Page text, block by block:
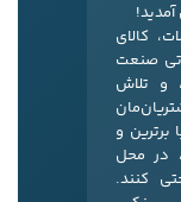
کالای
صنعت
و تلاش
برترین و
در محل
کنند.